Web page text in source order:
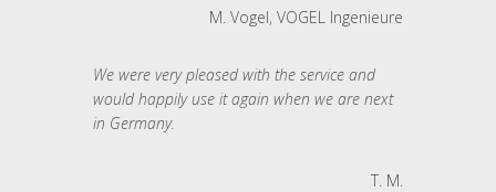
M. Vogel, VOGEL Ingenieure
We were very pleased with the service and
would happily use it again when we are next
in Germany.
T. M.